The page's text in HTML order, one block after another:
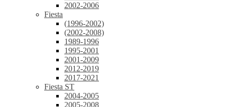
2002-2006
Fiesta
(1996-2002)
(2002-2008)
1989-1996
1995-2001
2001-2009
2012-2019
2017-2021
Fiesta ST
2004-2005
2005-2008